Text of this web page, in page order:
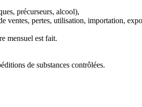
précurseurs, alcool),
ventes, pertes, utilisation, importation,
mensuel est fait.
de substances contrôlées.